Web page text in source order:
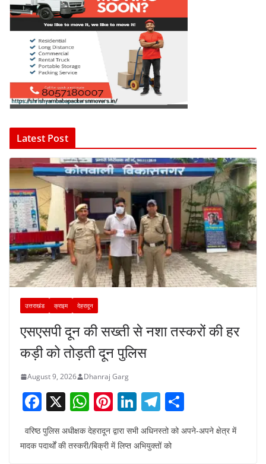
Latest Post
उत्तराखंड क्राइम देहरादून
एसएसपी दून की सख्ती से नशा तस्करों की हर
कड़ी को तोड़ती दून पुलिस
August 9, 2026 Dhanraj Garg
F
a
c
X W
h
at
Pi
er
Li
n
k
T
el
e
h
ar
वरिष्ठ पुलिस अधीक्षक देहरादून द्वारा सभी अधिनस्तो को अपने-अपने क्षेत्र में
मादक पदार्थों की तस्करी/बिक्री में लिप्त अभियुक्तों को